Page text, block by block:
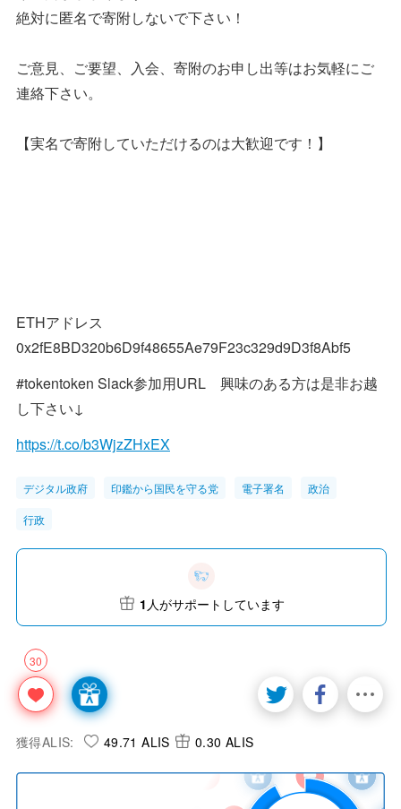
絶対に匿名で寄附しないで下さい！
ご意見、ご要望、入会、寄附のお申し出等はお気軽にご
連絡下さい。
【実名で寄附していただけるのは大歓迎です！】
ETHアドレス
0x2fE8BD320b6D9f48655Ae79F23c329d9D3f8Abf5
#tokentoken Slack参加用URL 興味のある方は是非お越
し下さい↓
https://t.co/b3WjzZHxEX
デジタル政府 印鑑から国民を守る党 電子署名 政治
行政
30
1 人がサポートしています
獲得ALIS: 49.71 ALIS 0.30 ALIS